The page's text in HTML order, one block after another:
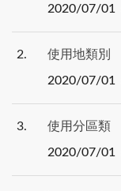
2020/07/01
2 使用地類別
2020/07/01
3 使用分區類
2020/07/01